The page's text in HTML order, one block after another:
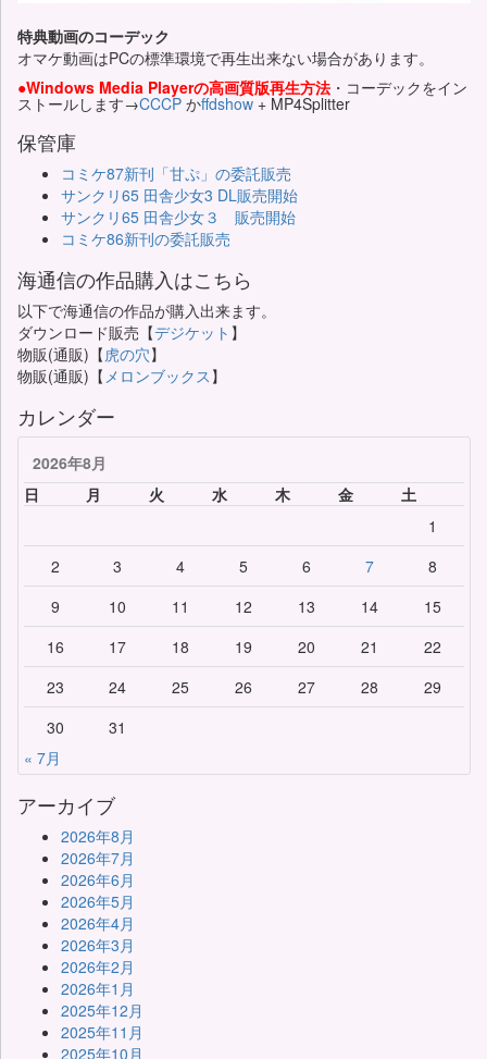
特典動画のコーデック
オマケ動画はPCの標準環境で再生出来ない場合があります。
●Windows Media Playerの高画質版再生方法 ・コーデックをイン
ストールします→CCCP かffdshow + MP4Splitter
保管庫
コミケ87新刊「甘ぷ」の委託販売
サンクリ65 田舎少女3 DL販売開始
サンクリ65 田舎少女３ 販売開始
コミケ86新刊の委託販売
海通信の作品購入はこちら
以下で海通信の作品が購入出来ます。
ダウンロード販売【デジケット 】
物販(通販)【虎の穴】
物販(通販)【 メロンブックス 】
カレンダー
2026年8月
日
月 火 水 木 金
土
1
2
3 4 5 6 7
8
9
10 11 12 13 14
15
16
17 18 19 20 21
22
23
24 25 26 27 28
29
30
31
« 7月
アーカイブ
2026年8月
2026年7月
2026年6月
2026年5月
2026年4月
2026年3月
2026年2月
2026年1月
2025年12月
2025年11月
2025年10月